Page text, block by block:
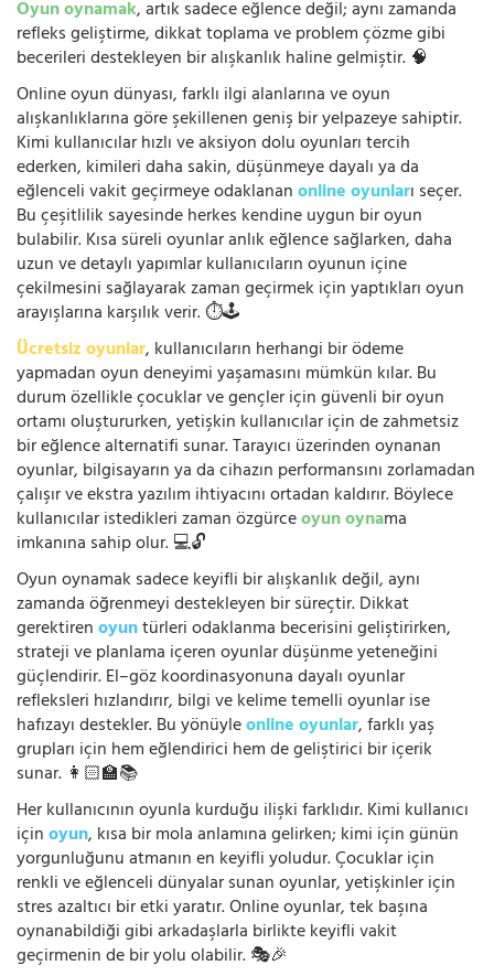
Oyun oynamak, artık sadece eğlence değil; aynı zamanda
refleks geliştirme, dikkat toplama ve problem çözme gibi
becerileri destekleyen bir alışkanlık haline gelmiştir. 🧠
Online oyun dünyası, farklı ilgi alanlarına ve oyun
alışkanlıklarına göre şekillenen geniş bir yelpazeye sahiptir.
Kimi kullanıcılar hızlı ve aksiyon dolu oyunları tercih
ederken, kimileri daha sakin, düşünmeye dayalı ya da
eğlenceli vakit geçirmeye odaklananonline oyunları seçer.
Bu çeşitlilik sayesinde herkes kendine uygun bir oyun
bulabilir. Kısa süreli oyunlar anlık eğlence sağlarken, daha
uzun ve detaylı yapımlar kullanıcıların oyunun içine
çekilmesini sağlayarak zaman geçirmek için yaptıkları oyun
arayışlarına karşılık verir. ⏱️🕹️
Ücretsiz oyunlar, kullanıcıların herhangi bir ödeme
yapmadan oyun deneyimi yaşamasını mümkün kılar. Bu
durum özellikle çocuklar ve gençler için güvenli bir oyun
ortamı oluştururken, yetişkin kullanıcılar için de zahmetsiz
bir eğlence alternatifi sunar. Tarayıcı üzerinden oynanan
oyunlar, bilgisayarın ya da cihazın performansını zorlamadan
çalışır ve ekstra yazılım ihtiyacını ortadan kaldırır. Böylece
kullanıcılar istedikleri zaman özgürceoyun oynama
imkanına sahip olur. 💻🔓
Oyun oynamak sadece keyifli bir alışkanlık değil, aynı
zamanda öğrenmeyi destekleyen bir süreçtir. Dikkat
gerektirenoyuntürleri odaklanma becerisini geliştirirken,
strateji ve planlama içeren oyunlar düşünme yeteneğini
güçlendirir. El–göz koordinasyonuna dayalı oyunlar
refleksleri hızlandırır, bilgi ve kelime temelli oyunlar ise
hafızayı destekler. Bu yönüyleonline oyunlar, farklı yaş
grupları için hem eğlendirici hem de geliştirici bir içerik
sunar. 👩🏻‍🏫📚
Her kullanıcının oyunla kurduğu ilişki farklıdır. Kimi kullanıcı
içinoyun, kısa bir mola anlamına gelirken; kimi için günün
yorgunluğunu atmanın en keyifli yoludur. Çocuklar için
renkli ve eğlenceli dünyalar sunan oyunlar, yetişkinler için
stres azaltıcı bir etki yaratır. Online oyunlar, tek başına
oynanabildiği gibi arkadaşlarla birlikte keyifli vakit
geçirmenin de bir yolu olabilir. 🎭🎉